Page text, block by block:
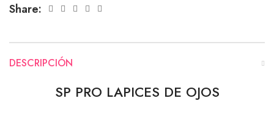
Share:
DESCRIPCIÓN
SP PRO LAPICES DE OJOS